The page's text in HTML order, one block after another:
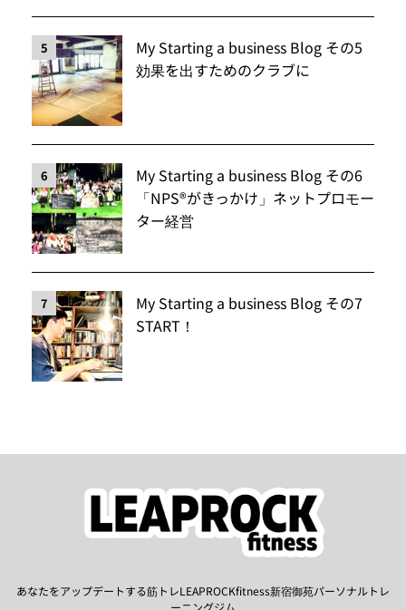
5
My Starting a business Blog その5
効果を出すためのクラブに
6
My Starting a business Blog その6
「NPS®️がきっかけ」ネットプロモー
ター経営
7
My Starting a business Blog その7
START！
あなたをアップデートする筋トレLEAPROCKfitness新宿御苑パーソナルトレ
ーニングジム